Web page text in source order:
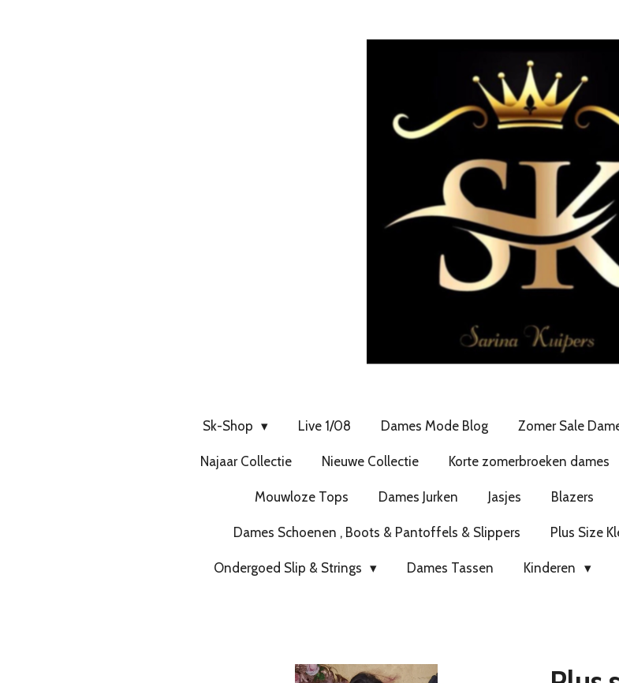
Sk-Shop Live 1/08 Dames Mode Blog Zomer Sale
Najaar Collectie Nieuwe Collectie Korte zomerbroeken dames
Mouwloze Tops Dames Jurken Jasjes Blazers
Dames Schoenen , Boots & Pantoffels & Slippers Plus Size
Ondergoed Slip & Strings Dames Tassen Kinderen